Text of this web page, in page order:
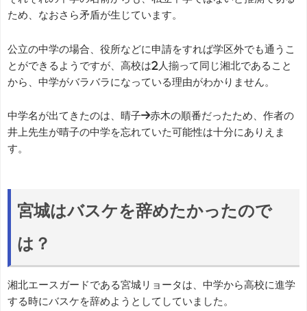
ため、なおさら矛盾が生じています。
公立の中学の場合、役所などに申請をすれば学区外でも通うこ
とができるようですが、高校は2人揃って同じ湘北であること
から、中学がバラバラになっている理由がわかりません。
中学名が出てきたのは、晴子→赤木の順番だったため、作者の
井上先生が晴子の中学を忘れていた可能性は十分にありえま
す。
宮城はバスケを辞めたかったので
は？
湘北エースガードである宮城リョータは、中学から高校に進学
する時にバスケを辞めようとしてしていました。